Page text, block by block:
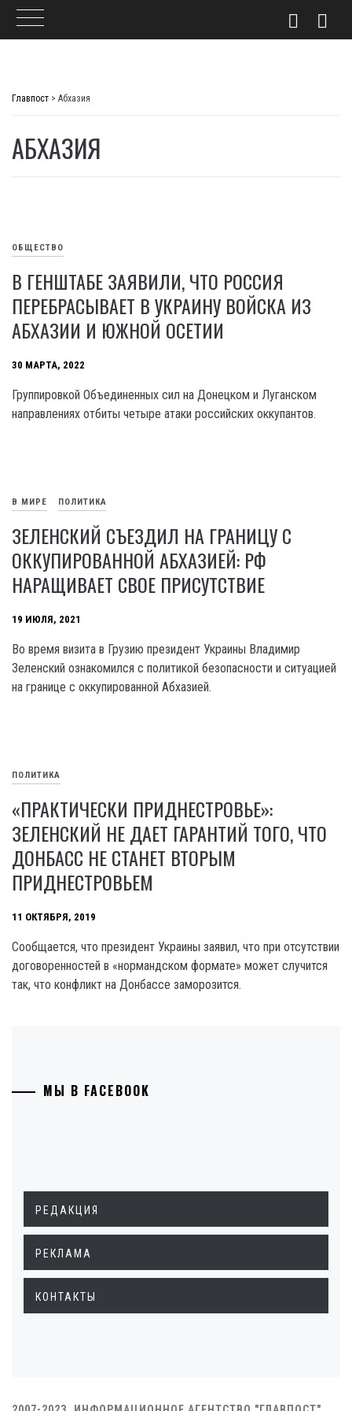
Главпост > Абхазия
АБХАЗИЯ
ОБЩЕСТВО
В ГЕНШТАБЕ ЗАЯВИЛИ, ЧТО РОССИЯ
ПЕРЕБРАСЫВАЕТ В УКРАИНУ ВОЙСКА ИЗ
АБХАЗИИ И ЮЖНОЙ ОСЕТИИ
30 МАРТА, 2022
Группировкой Объединенных сил на Донецком и Луганском
направлениях отбиты четыре атаки российских оккупантов.
В МИРЕ ПОЛИТИКА
ЗЕЛЕНСКИЙ СЪЕЗДИЛ НА ГРАНИЦУ С
ОККУПИРОВАННОЙ АБХАЗИЕЙ: РФ
НАРАЩИВАЕТ СВОЕ ПРИСУТСТВИЕ
19 ИЮЛЯ, 2021
Во время визита в Грузию президент Украины Владимир
Зеленский ознакомился с политикой безопасности и ситуацией
на границе с оккупированной Абхазией.
ПОЛИТИКА
«ПРАКТИЧЕСКИ ПРИДНЕСТРОВЬЕ»:
ЗЕЛЕНСКИЙ НЕ ДАЕТ ГАРАНТИЙ ТОГО, ЧТО
ДОНБАСС НЕ СТАНЕТ ВТОРЫМ
ПРИДНЕСТРОВЬЕМ
11 ОКТЯБРЯ, 2019
Сообщается, что президент Украины заявил, что при отсутствии
договоренностей в «нормандском формате» может случится
так, что конфликт на Донбассе заморозится.
МЫ В FACEBOOK
РЕДАКЦИЯ
РЕКЛАМА
КОНТАКТЫ